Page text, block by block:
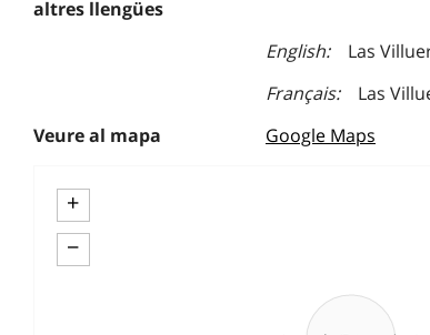
altres llengües
English
Las
Français
Las
Veure al mapa
Google Maps
+
−